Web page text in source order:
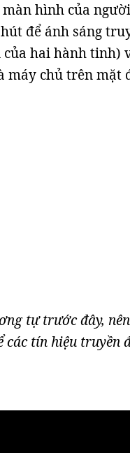
hình của người
để ánh sáng
hai hành tinh)
máy chủ trên mặt
tự trước đây, nên
các tín hiệu truyền